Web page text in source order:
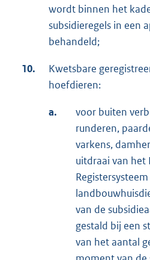
wordt binnen het
subsidieregels in een
behandeld;
10.
Kwetsbare
hoefdieren:
a.
voor buiten
runderen,
varkens,
uitdraai van
van de
gestald bij een
van het aantal